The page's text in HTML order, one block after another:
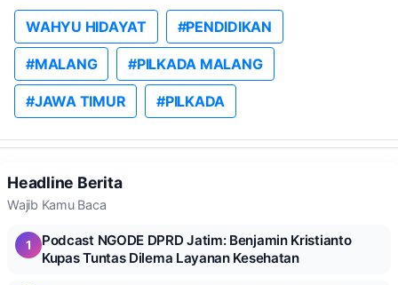
WAHYU HIDAYAT #PENDIDIKAN
#MALANG #PILKADA MALANG
#JAWA TIMUR #PILKADA
Headline Berita
Wajib Kamu Baca
1
Podcast NGODE DPRD Jatim: Benjamin Kristianto
Kupas Tuntas Dilema Layanan Kesehatan